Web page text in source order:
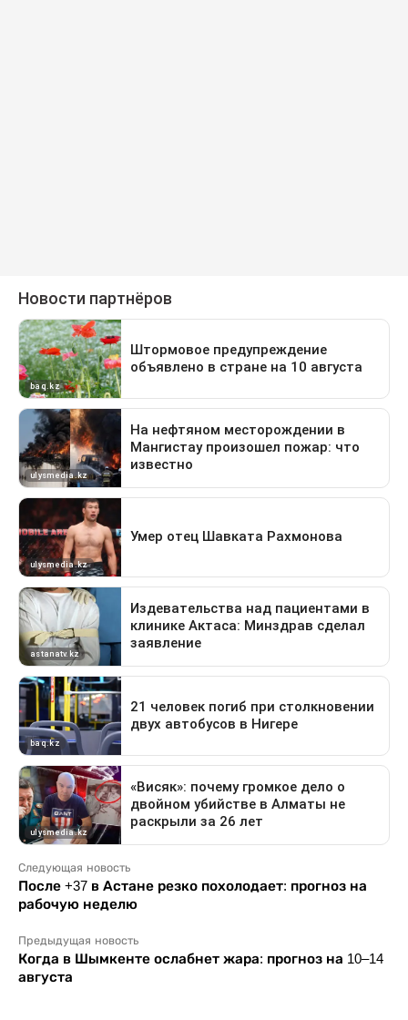
Следующая новость
После +37 в Астане резко похолодает: прогноз на
рабочую неделю
Предыдущая новость
Когда в Шымкенте ослабнет жара: прогноз на 10–14
августа